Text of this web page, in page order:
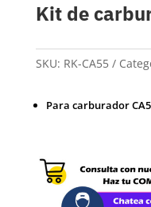
Kit de
SKU: RK-CA55
Para carburador